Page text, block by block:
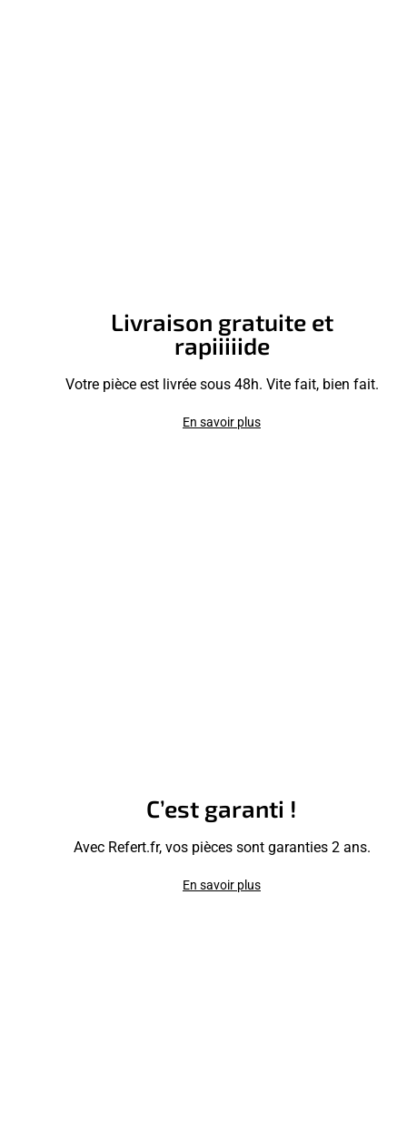
Livraison gratuite et
rapiiiiide
Votre pièce est livrée sous 48h. Vite fait, bien fait.
En savoir plus
C’est garanti !
Avec Refert.fr, vos pièces sont garanties 2 ans.
En savoir plus